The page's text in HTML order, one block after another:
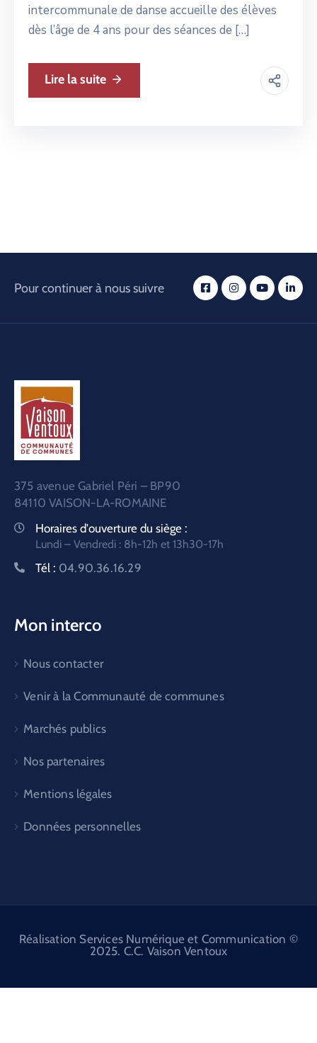
intercommunale de danse accueille des élèves
dès l’âge de 4 ans pour des séances de […]
Lire la suite
Pour continuer à nous suivre
375 avenue Gabriel Péri – BP90
84110 VAISON-LA-ROMAINE
Horaires d'ouverture du siège :
Lundi – Vendredi : 8h-12h et 13h30-17h
Tél : 04.90.36.16.29
Mon interco
Nous contacter
Venir à la Communauté de communes
Marchés publics
Nos partenaires
Mentions légales
Données personnelles
Réalisation Services Numérique et Communication ©
2025. C.C. Vaison Ventoux